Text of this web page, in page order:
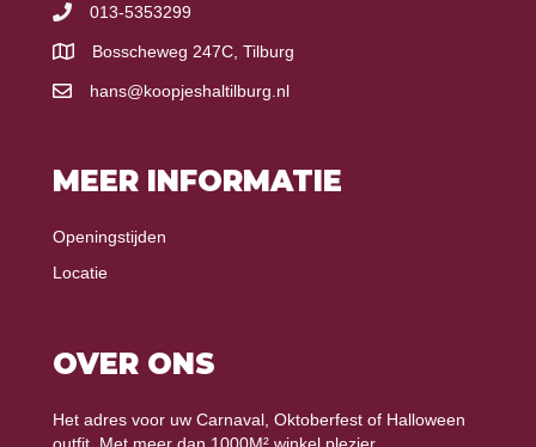
013-5353299
Bosscheweg 247C, Tilburg
hans@koopjeshaltilburg.nl
MEER INFORMATIE
Openingstijden
Locatie
OVER ONS
Het adres voor uw Carnaval, Oktoberfest of Halloween